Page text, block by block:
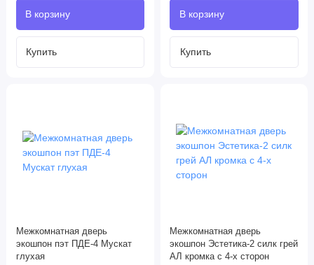
Межкомнатная дверь
экошпон пэт ПДЕ-4 Мускат
глухая
Межкомнатная дверь
экошпон Эстетика-2 силк грей
АЛ кромка с 4-х сторон